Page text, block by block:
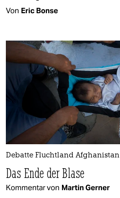
Von Eric Bonse
Debatte Fluchtland Afghanistan
Das Ende der Blase
Kommentar von Martin Gerner